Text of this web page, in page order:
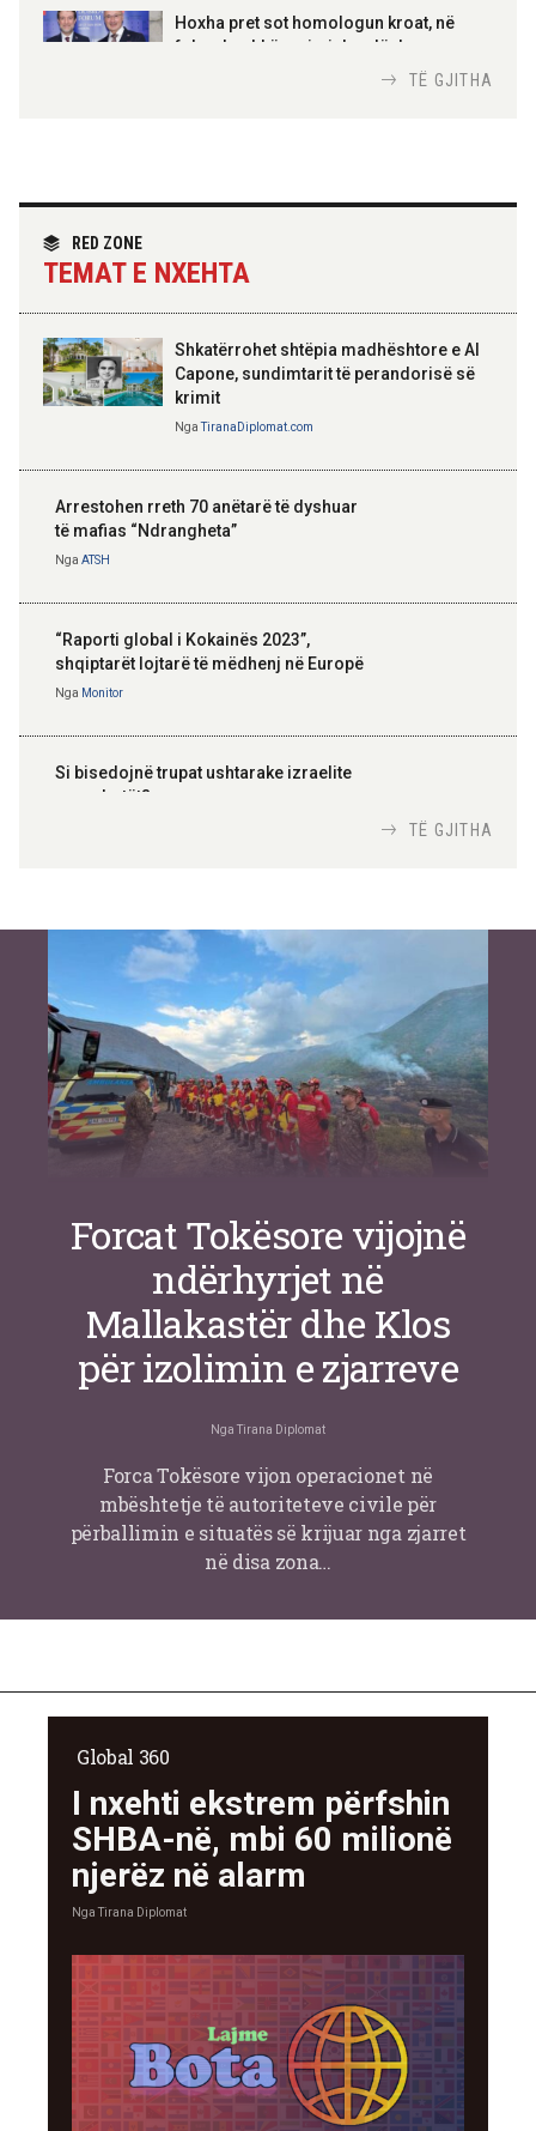
100-vjetori i themelimit të
Urdhrit të Skënderbeut
Hoxha pret sot homologun kroat, në
fokus bashkëpunimi dypalësh
partneritetit strategjik
TË GJITHA
RED ZONE
TEMAT E NXEHTA
Shkatërrohet shtëpia madhështore e Al
Capone, sundimtarit të perandorisë së
krimit
Nga TiranaDiplomat.com
Arrestohen rreth 70 anëtarë të dyshuar
të mafias “Ndrangheta”
Nga ATSH
“Raporti global i Kokainës 2023”,
shqiptarët lojtarë të mëdhenj në Europë
Nga Monitor
Si bisedojnë trupat ushtarake izraelite
me robotët?
inteligjente izraelite
TË GJITHA
Forcat Tokësore vijojnë
ndërhyrjet në
Mallakastër dhe Klos
për izolimin e zjarreve
Nga Tirana Diplomat
Forca Tokësore vijon operacionet në
mbështetje të autoriteteve civile për
përballimin e situatës së krijuar nga zjarret
në disa zona…
Global 360
I nxehti ekstrem përfshin
SHBA-në, mbi 60 milionë
njerëz në alarm
NgaTirana Diplomat